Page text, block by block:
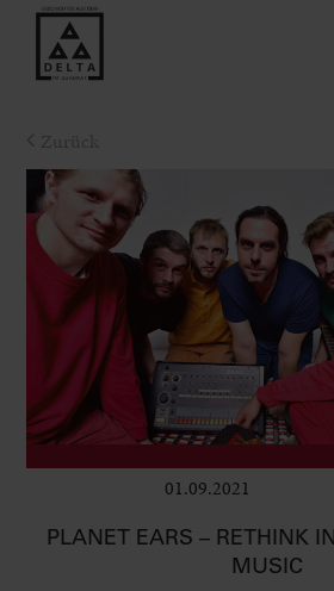
01.09.2021
PLANET EARS – RETHINK
MUSIC